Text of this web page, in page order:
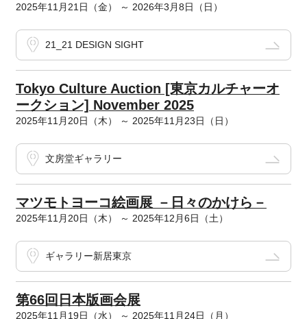
2025年11月21日（金） ～ 2026年3月8日（日）
21_21 DESIGN SIGHT
Tokyo Culture Auction [東京カルチャーオ
ークション] November 2025
2025年11月20日（木） ～ 2025年11月23日（日）
文房堂ギャラリー
マツモトヨーコ絵画展 －日々のかけら－
2025年11月20日（木） ～ 2025年12月6日（土）
ギャラリー新居東京
第66回日本版画会展
2025年11月19日（水） ～ 2025年11月24日（月）